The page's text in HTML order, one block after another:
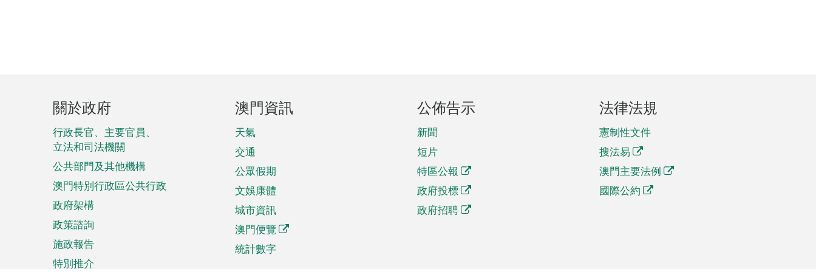
頁
腳
菜
單
關於政府
行政長官、主要官員、
立法和司法機關
公共部門及其他機構
澳門特別行政區公共行政
政府架構
政策諮詢
施政報告
特別推介
澳門資訊
天氣
交通
公眾假期
文娛康體
城市資訊
澳門便覽
統計數字
公佈告示
新聞
短片
特區公報
政府投標
政府招聘
法律法規
憲制性文件
搜法易
澳門主要法例
國際公約